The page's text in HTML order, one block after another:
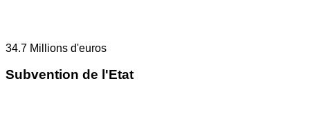
34.7 Millions d'euros
Subvention de l'Etat